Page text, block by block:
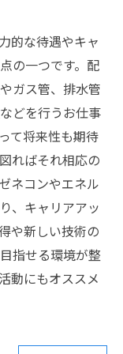
的な待遇やキャ
の一つです。配
ガス管、排水管
どを行うお仕事
て将来性も期待
ればそれ相応の
ネコンやエネル
、キャリアアッ
や新しい技術の
指せる環境が整
動にもオススメ